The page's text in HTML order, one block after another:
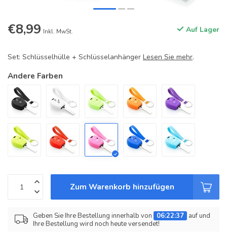
€8,99 Inkl. MwSt. Auf Lager
Set: Schlüsselhülle + Schlüsselanhänger Lesen Sie mehr.
Andere Farben
Zum Warenkorb hinzufügen
Geben Sie Ihre Bestellung innerhalb von 06:22:37 auf und
Ihre Bestellung wird noch heute versendet!